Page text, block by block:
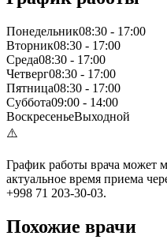
Понедельник08:30 - 17:00
Вторник08:30 - 17:00
Среда08:30 - 17:00
Четверг08:30 - 17:00
Пятница08:30 - 17:00
Суббота09:00 - 14:00
ВоскресеньеВыходной
⚠️
График работы врача может
актуальное время приема
+998 71 203-30-03.
Похожие врачи